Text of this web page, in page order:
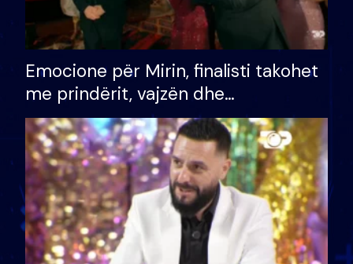
Emocione për Mirin, finalisti takohet
me prindërit, vajzën dhe
bashkëshorten: S’kemi ndonjë letër
divorci apo jo?